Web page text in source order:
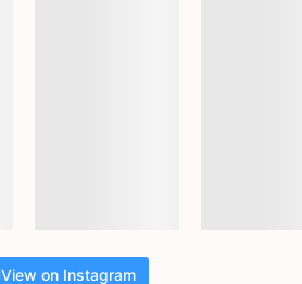
View on Instagram